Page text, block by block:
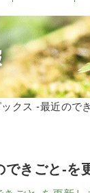
クス -最近ので
できごと-を